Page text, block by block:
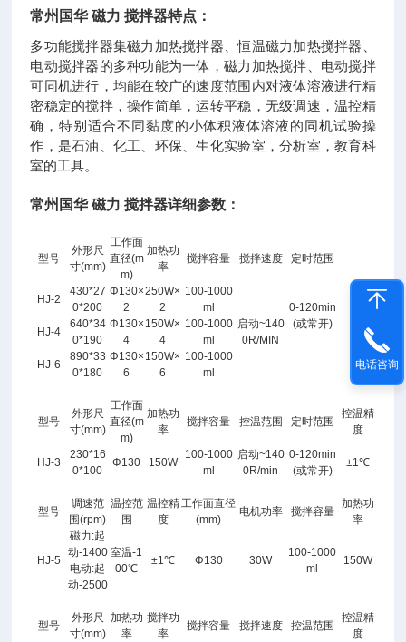
常州国华 磁力 搅拌器特点：
多功能搅拌器集磁力加热搅拌器、恒温磁力加热搅拌器、
电动搅拌器的多种功能为一体，磁力加热搅拌、电动搅拌
可同机进行，均能在较广的速度范围内对液体溶液进行精
密稳定的搅拌，操作简单，运转平稳，无级调速，温控精
确，特别适合不同黏度的小体积液体溶液的同机试验操
作，是石油、化工、环保、生化实验室，分析室，教育科
室的工具。
常州国华 磁力 搅拌器详细参数：
型号
外形尺
寸(mm)
工作面
直径(m
m)
加热功
率
搅拌容量 搅拌速度 定时范围
HJ-2
430*27
0*200
Φ130×
2
250W×
2
100-1000
ml
启动~140
0R/MIN
0-120min
(或常开)
HJ-4
640*34
0*190
Φ130×
4
150W×
4
100-1000
ml
HJ-6
890*33
0*180
Φ130×
6
150W×
6
100-1000
ml
型号
外形尺
寸(mm)
工作面
直径(m
m)
加热功
率
搅拌容量 控温范围 定时范围
控温精
度
HJ-3
230*16
0*100
Φ130 150W
100-1000
ml
启动~140
0R/min
0-120min
(或常开)
±1℃
型号
调速范
围(rpm)
温控范
围
温控精
度
工作面直径
(mm)
电机功率 搅拌容量
加热功
率
HJ-5
磁力:起
动-1400 室温-1
00℃
±1℃ Φ130 30W
100-1000
ml
150W
电动:起
动-2500
型号
外形尺
寸(mm)
加热功
率
搅拌功
率
搅拌容量 搅拌速度 控温范围
控温精
度
州
国
磁
力
电话咨询